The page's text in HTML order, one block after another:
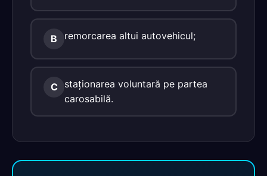
B remorcarea altui autovehicul;
C
staţionarea voluntară pe partea
carosabilă.